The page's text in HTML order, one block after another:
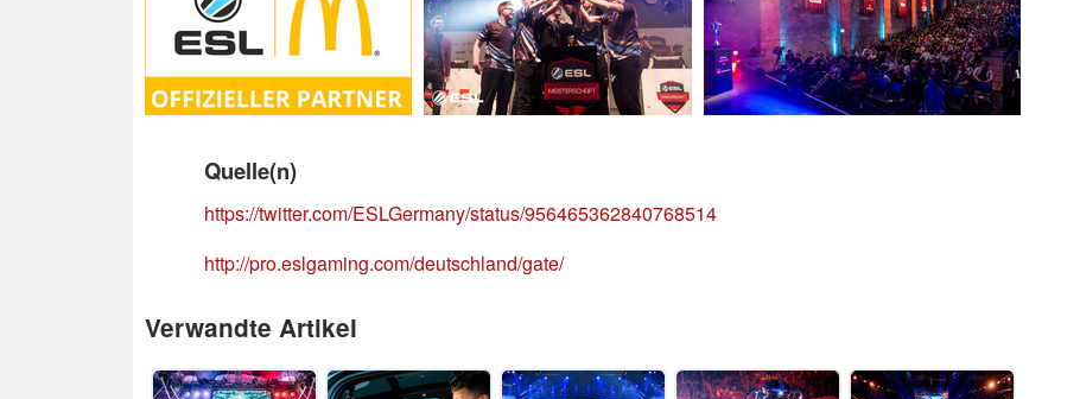
Quelle(n)
https://twitter.com/ESLGermany/status/956465362840768514
http://pro.eslgaming.com/deutschland/gate/
Verwandte Artikel